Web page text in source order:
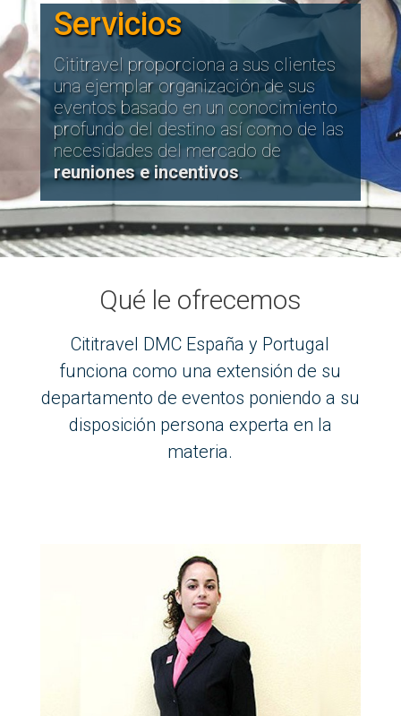
Servicios
Cititravel proporciona a sus clientes
una ejemplar organización de sus
eventos basado en un conocimiento
profundo del destino así como de las
necesidades del mercado de
reuniones e incentivos.
Qué le ofrecemos
Cititravel DMC España y Portugal
funciona como una extensión de su
departamento de eventos poniendo a su
disposición persona experta en la
materia.